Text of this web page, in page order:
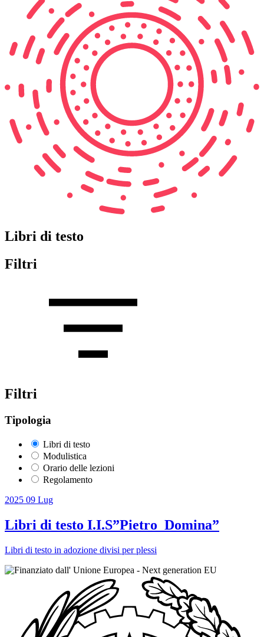
Libri di testo
Filtri
Filtri
Tipologia
Libri di testo
Modulistica
Orario delle lezioni
Regolamento
2025 09 Lug
Libri di testo I.I.S”Pietro_Domina”
Libri di testo in adozione divisi per plessi